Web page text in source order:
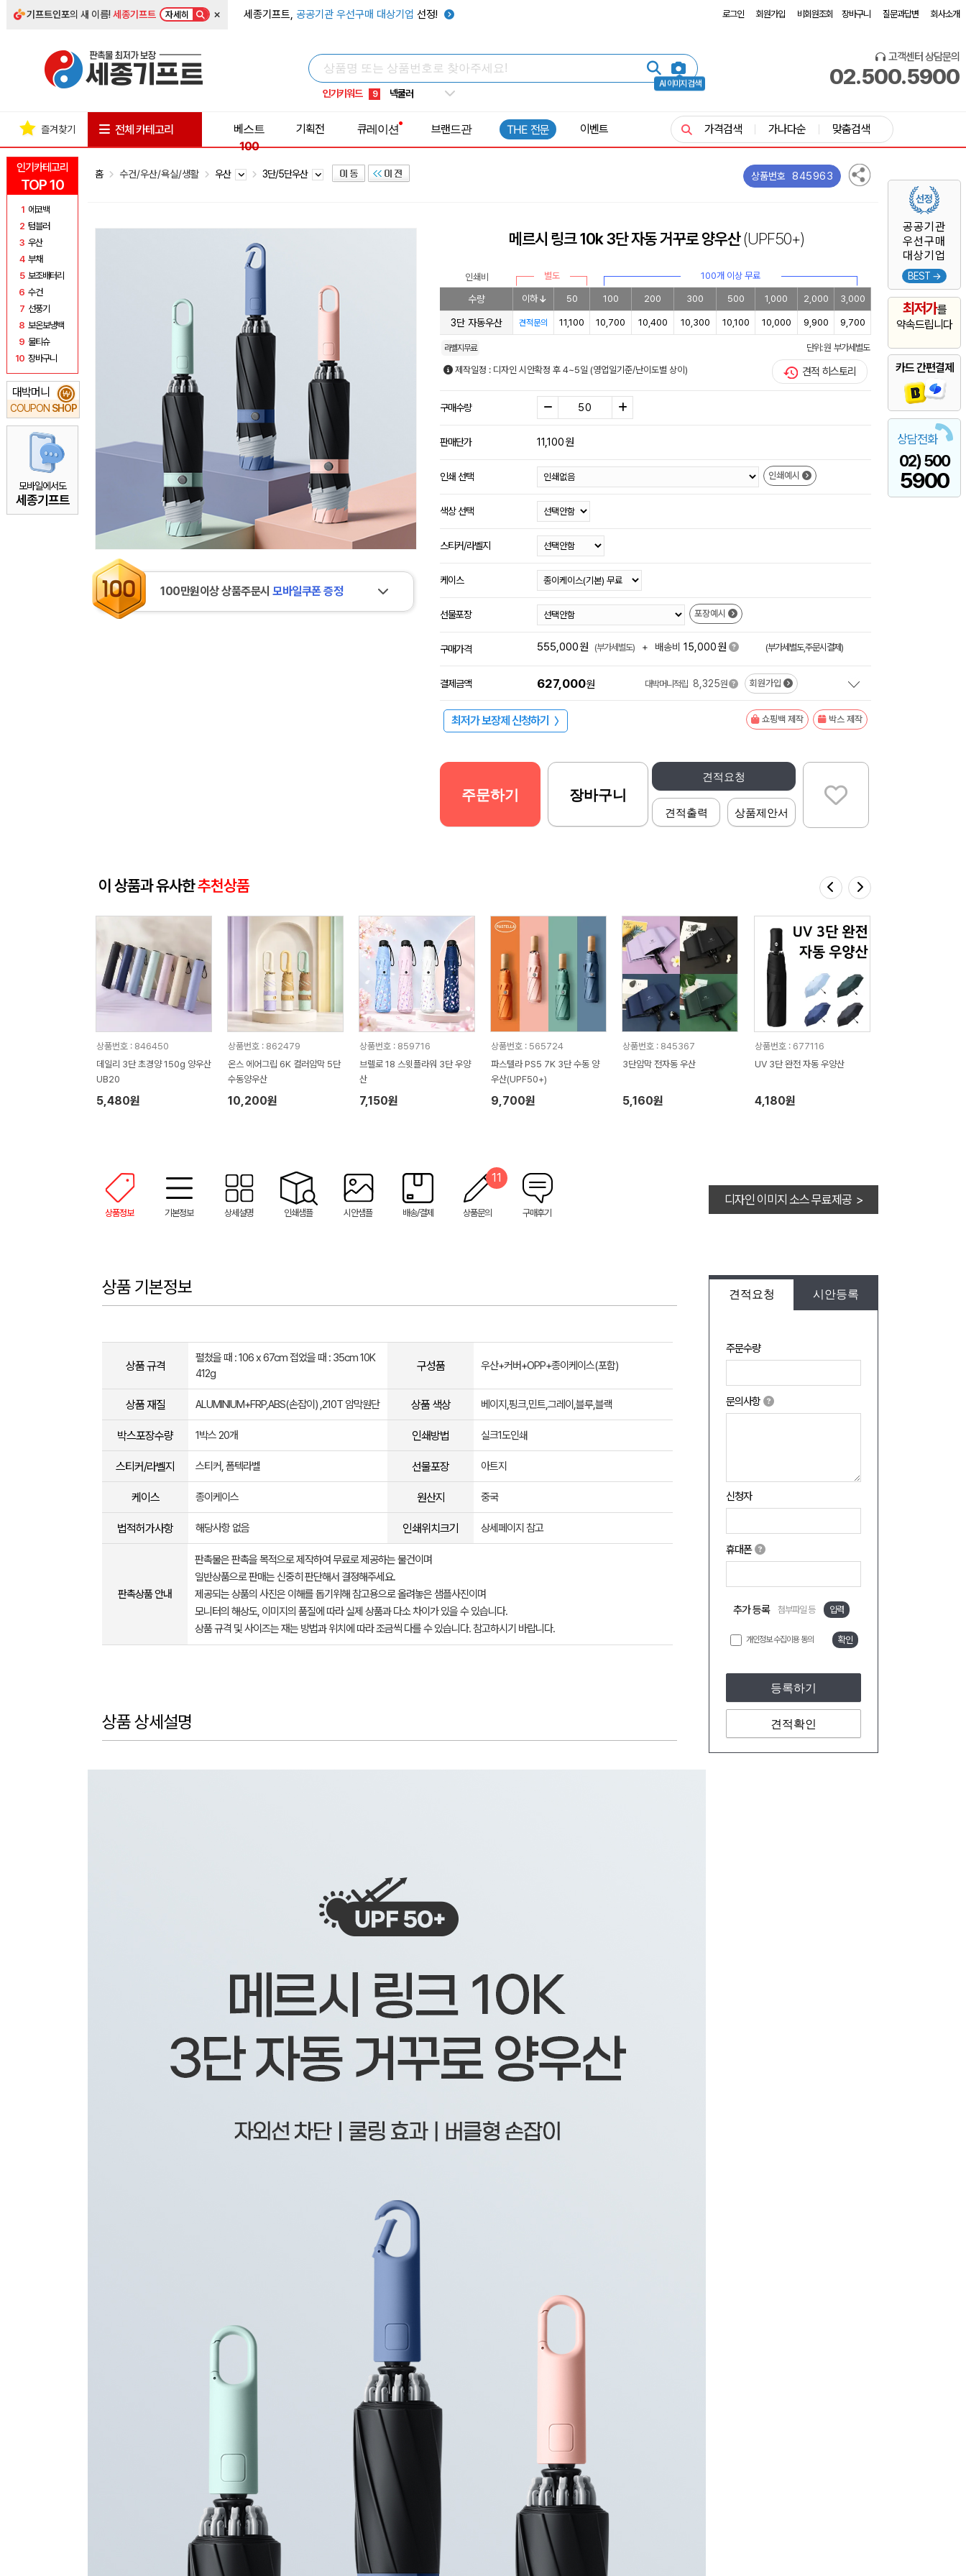
기프트인포의 새 이름!세종기프트 자세히 × 세종기프트, 공공기관 우선구매 대상기업 선정! 로그인 회원가입 비회원조회 장바구니 질문과답변 회사소개
AI 이미지 검색
인기키워드
5 키캡
8 쿨토시
9 넥쿨러
1 선풍기
고객센터 상담문의
02.500.5900
인기카테고리
TOP 10
1 에코백
2 텀블러
3 우산
4 부채
5 보조배터리
6 수건
7 선풍기
8 보온보냉백
9 물티슈
10 장바구니
대박머니
COUPON SHOP
₩
모바일에서도
세종기프트
공공기관
우선구매
대상기업
BEST →
최저가를
약속드립니다
카드 간편결제
상담전화
02) 500
5900
즐겨찾기 전체 카테고리
베스트
100
기획전 큐레이션 브랜드관 THE 전문 이벤트 가격검색 가나다순 맞춤검색
홈 수건/우산/욕실/생활 우산 3단/5단우산 상품번호 845963
100만원이상 상품주문시 모바일쿠폰 증정
메르시 링크 10k 3단 자동 거꾸로 양우산(UPF50+)
인쇄비 별도 100개 이상 무료
수량 이하 50 100 200 300 500 1,000 2,000 3,000
3단 자동우산 견적문의 11,100 10,700 10,400 10,300 10,100 10,000 9,900 9,700
라벨지무료 단위: 원 부가세별도
제작일정 : 디자인 시안확정 후 4~5일 (영업일기준/난이도별 상이) 견적 히스토리
구매수량
판매단가 11,100원
인쇄 선택 인쇄예시
색상 선택
스티커/라벨지
케이스
선물포장 포장예시
구매가격 555,000원 (부가세별도) + 배송비 15,000원 (부가세별도,주문시결제)
결제금액 627,000원 대박머니적립 8,325원 회원가입
최저가 보장제 신청하기 〉 쇼핑백 제작 박스 제작
견적요청
견적출력 상품제안서
주문하기 장바구니
이 상품과 유사한추천상품
상품번호 : 846450
데일리 3단 초경양 150g 양우산
UB20
5,480원
상품번호 : 862479
온스 에어그립 6K 컬러암막 5단
수동양우산
10,200원
상품번호 : 859716
브렐로 18 스윗플라워 3단 우양
산
7,150원
상품번호 : 565724
파스텔라 PS5 7K 3단 수동 양
우산(UPF50+)
9,700원
상품번호 : 845367
3단암막 전자동 우산
5,160원
상품번호 : 677116
UV 3단 완전 자동 우양산
4,180원
상품정보 기본정보 상세설명 인쇄샘플 시안샘플 배송/결제 상품문의
11
구매후기
디자인 이미지 소스 무료제공 >
견적요청 시안등록
주문수량
문의사항
신청자
휴대폰
추가 등록 첨부파일 등 입력
개인정보 수집이용 동의 확인
등록하기
견적확인
상품 기본정보
상품 규격
펼쳤을 때 : 106 x 67cm 접었을 때 : 35cm 10K
412g
구성품 우산+커버+OPP+종이케이스(포함)
상품 재질 ALUMINIUM+FRP,ABS(손잡이) ,210T 암막원단 상품 색상 베이지,핑크,민트,그레이,블루,블랙
박스포장수량 1박스 20개 인쇄방법 실크1도인쇄
스티커/라벨지 스티커, 폼텍라벨 선물포장 아트지
케이스 종이케이스 원산지 중국
법적허가사항 해당사항 없음 인쇄위치크기 상세페이지 참고
판촉상품 안내
판촉물은 판촉을 목적으로 제작하여 무료로 제공하는 물건이며
일반상품으로 판매는 신중히 판단해서 결정해주세요.
제공되는 상품의 사진은 이해를 돕기위해 참고용으로 올려놓은 샘플사진이며
모니터의 해상도, 이미지의 품질에 따라 실제 상품과 다소 차이가 있을 수 있습니다.
상품 규격 및 사이즈는 재는 방법과 위치에 따라 조금씩 다를 수 있습니다. 참고하시기 바랍니다.
상품 상세설명